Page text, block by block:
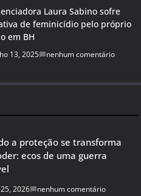
Laura Sabino sofre
de feminicídio pelo próprio
em BH
13, 2025 nenhum comentário
a proteção se transforma
ecos de uma guerra
2026 nenhum comentário